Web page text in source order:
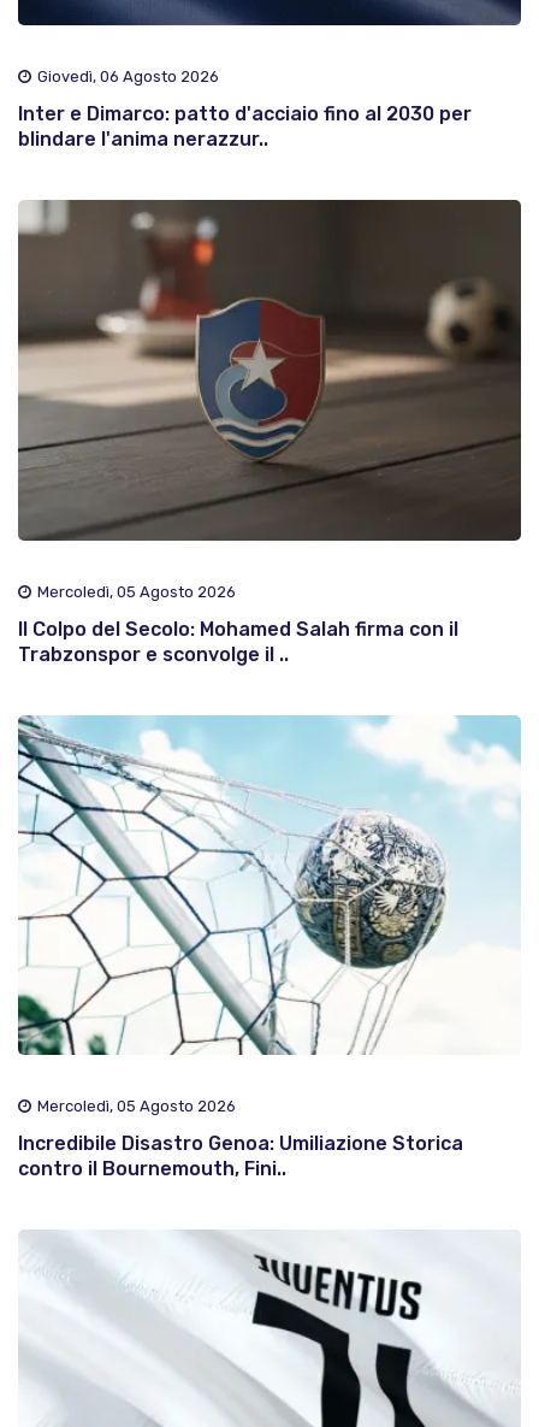
Giovedì, 06 Agosto 2026
Inter e Dimarco: patto d'acciaio fino al 2030 per
blindare l'anima nerazzur..
Mercoledì, 05 Agosto 2026
Il Colpo del Secolo: Mohamed Salah firma con il
Trabzonspor e sconvolge il ..
Mercoledì, 05 Agosto 2026
Incredibile Disastro Genoa: Umiliazione Storica
contro il Bournemouth, Fini..